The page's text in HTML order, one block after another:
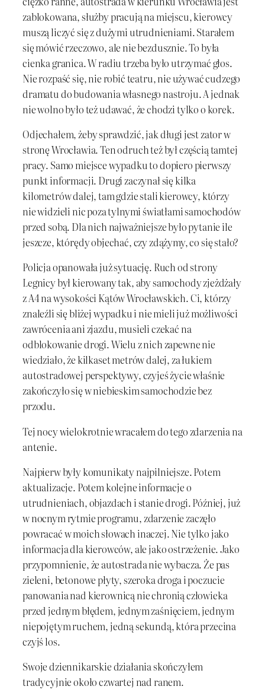
zablokowana, służby pracują na miejscu, kierowcy
muszą liczyć się z dużymi utrudnieniami. Starałem
się mówić rzeczowo, ale nie bezdusznie. To była
cienka granica. W radiu trzeba było utrzymać głos.
Nie rozpaść się, nie robić teatru, nie używać cudzego
dramatu do budowania własnego nastroju. A jednak
nie wolno było też udawać, że chodzi tylko o korek.
Odjechałem, żeby sprawdzić, jak długi jest zator w
stronę Wrocławia. Ten odruch też był częścią tamtej
pracy. Samo miejsce wypadku to dopiero pierwszy
punkt informacji. Drugi zaczynał się kilka
kilometrów dalej, tam gdzie stali kierowcy, którzy
nie widzieli nic poza tylnymi światłami samochodów
przed sobą. Dla nich najważniejsze było pytanie ile
jeszcze, którędy objechać, czy zdążymy, co się stało?
Policja opanowała już sytuację. Ruch od strony
Legnicy był kierowany tak, aby samochody zjeżdżały
z A4 na wysokości Kątów Wrocławskich. Ci, którzy
znaleźli się bliżej wypadku i nie mieli już możliwości
zawrócenia ani zjazdu, musieli czekać na
odblokowanie drogi. Wielu z nich zapewne nie
wiedziało, że kilkaset metrów dalej, za łukiem
autostradowej perspektywy, czyjeś życie właśnie
zakończyło się w niebieskim samochodzie bez
przodu.
Tej nocy wielokrotnie wracałem do tego zdarzenia na
antenie.
Najpierw były komunikaty najpilniejsze. Potem
aktualizacje. Potem kolejne informacje o
utrudnieniach, objazdach i stanie drogi. Później, już
w nocnym rytmie programu, zdarzenie zaczęło
powracać w moich słowach inaczej. Nie tylko jako
informacja dla kierowców, ale jako ostrzeżenie. Jako
przypomnienie, że autostrada nie wybacza. Że pas
zieleni, betonowe płyty, szeroka droga i poczucie
panowania nad kierownicą nie chronią człowieka
przed jednym błędem, jednym zaśnięciem, jednym
niepojętym ruchem, jedną sekundą, która przecina
czyjś los.
Swoje dziennikarskie działania skończyłem
tradycyjnie około czwartej nad ranem.